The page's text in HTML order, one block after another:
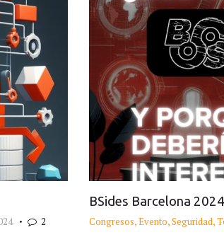
2
BSides Barcelona
Congresos,Evento,Seguridad,